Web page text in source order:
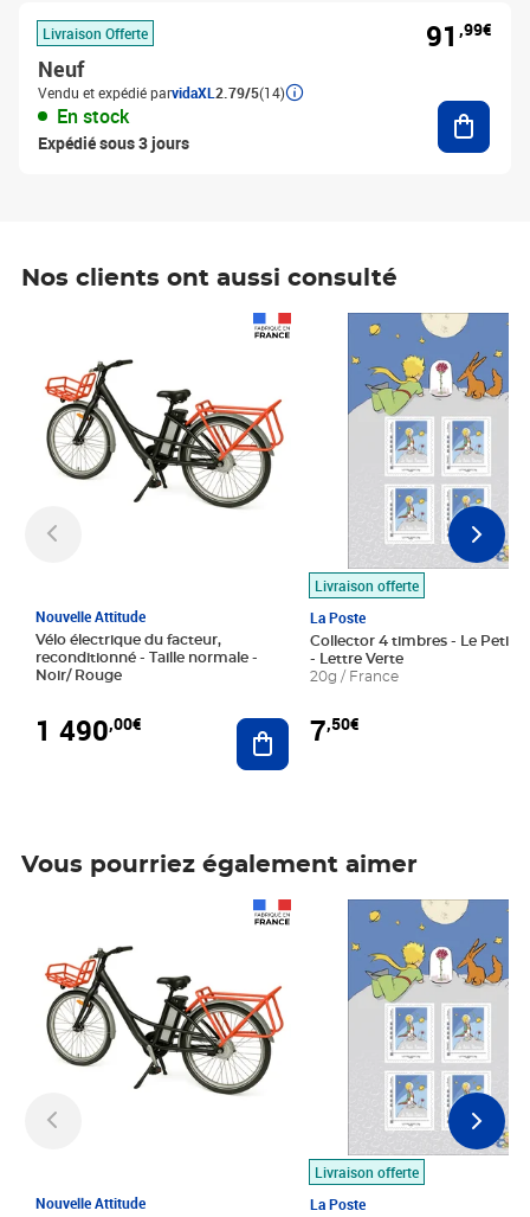
Livraison Offerte
Neuf
Vendu et expédié parvidaXL 2.79/5(14)
En stock
Expédié sous 3 jours
91 ,99€
Nos clients ont aussi consulté
Nouvelle Attitude
Vélo électrique du facteur,
reconditionné - Taille normale -
Noir/ Rouge
1 490,00€ Ajouter au panier
Livraison offerte
La Poste
Collector 4 timbres - Le Petit
- Lettre Verte
20g / France
7,50€
Prix 7,50€
Vous pourriez également aimer
Nouvelle Attitude
Livraison offerte
La Poste
Prix 7,50€